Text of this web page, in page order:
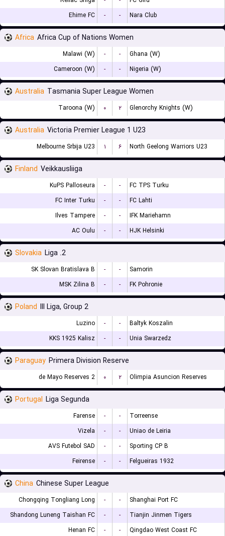
Ehime FC
- - Nara Club
Africa Africa Cup of Nations Women
Malawi (W) - -
Ghana (W)
Cameroon (W)
- - Nigeria (W)
Australia Tasmania Super League Women
Taroona (W) ۰ ۲ Glenorchy Knights (W)
Australia Victoria Premier League 1 U23
Melbourne Srbija U23 ۱ ۶ North Geelong Warriors U23
Finland Veikkausliiga
KuPS Palloseura - -
FC TPS Turku
FC Inter Turku
- -
FC Lahti
Ilves Tampere
- -
IFK Mariehamn
AC Oulu
- - HJK Helsinki
Slovakia 2. Liga
SK Slovan Bratislava B - -
Samorin
MSK Zilina B
- - FK Pohronie
Poland III Liga, Group 2
Luzino - -
Baltyk Koszalin
KKS 1925 Kalisz
- - Unia Swarzedz
Paraguay Primera Division Reserve
2 de Mayo Reserves ۰ ۲ Olimpia Asuncion Reserves
Portugal Liga Segunda
Farense - -
Torreense
Vizela
- -
Uniao de Leiria
AVS Futebol SAD
- -
Sporting CP B
Feirense
- - Felgueiras 1932
China Chinese Super League
Chongqing Tongliang Long - -
Shanghai Port FC
Shandong Luneng Taishan FC
- -
Tianjin Jinmen Tigers
Henan FC
- - Qingdao West Coast FC